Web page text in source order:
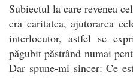
Subiectul la care revenea
era caritatea, ajutorarea
interlocutor, astfel se
păgubit păstrând numai
Dar spune-mi sincer: Ce